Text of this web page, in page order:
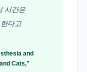
시간은
다고
and
Cats,"